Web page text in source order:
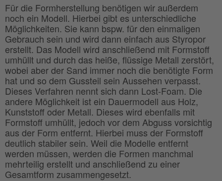
Für die Formherstellung benötigen wir außerdem
noch ein Modell. Hierbei gibt es unterschiedliche
Möglichkeiten. Sie kann bspw. für den einmaligen
Gebrauch sein und wird dann einfach aus Styropor
erstellt. Das Modell wird anschließend mit Formstoff
umhüllt und durch das heiße, flüssige Metall zerstört,
wobei aber der Sand immer noch die benötigte Form
hat und so dem Gussteil sein Aussehen verpasst.
Dieses Verfahren nennt sich dann Lost-Foam. Die
andere Möglichkeit ist ein Dauermodell aus Holz,
Kunststoff oder Metall. Dieses wird ebenfalls mit
Formstoff umhüllt, jedoch vor dem Abguss vorsichtig
aus der Form entfernt. Hierbei muss der Formstoff
deutlich stabiler sein. Weil die Modelle entfernt
werden müssen, werden die Formen manchmal
mehrteilig erstellt und anschließend zu einer
Gesamtform zusammengesetzt.